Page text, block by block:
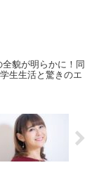
貌が明らかに！同
生生活と驚きのエ